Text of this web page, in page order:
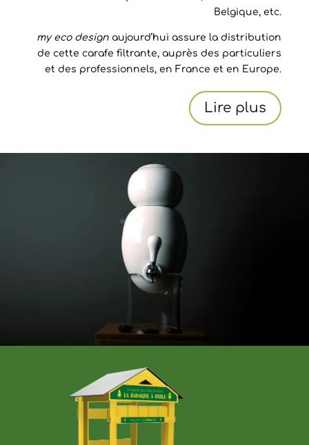
Belgique, etc.
my eco design aujourd’hui assure la distribution
de cette carafe filtrante, auprès des particuliers
et des professionnels, en France et en Europe.
Lire plus